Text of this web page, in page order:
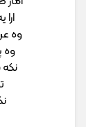
وه
وه